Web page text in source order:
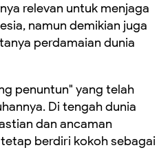
relevan untuk menjaga
namun demikian juga
perdamaian dunia
penuntun" yang telah
Di tengah dunia
dan ancaman
berdiri kokoh sebagai